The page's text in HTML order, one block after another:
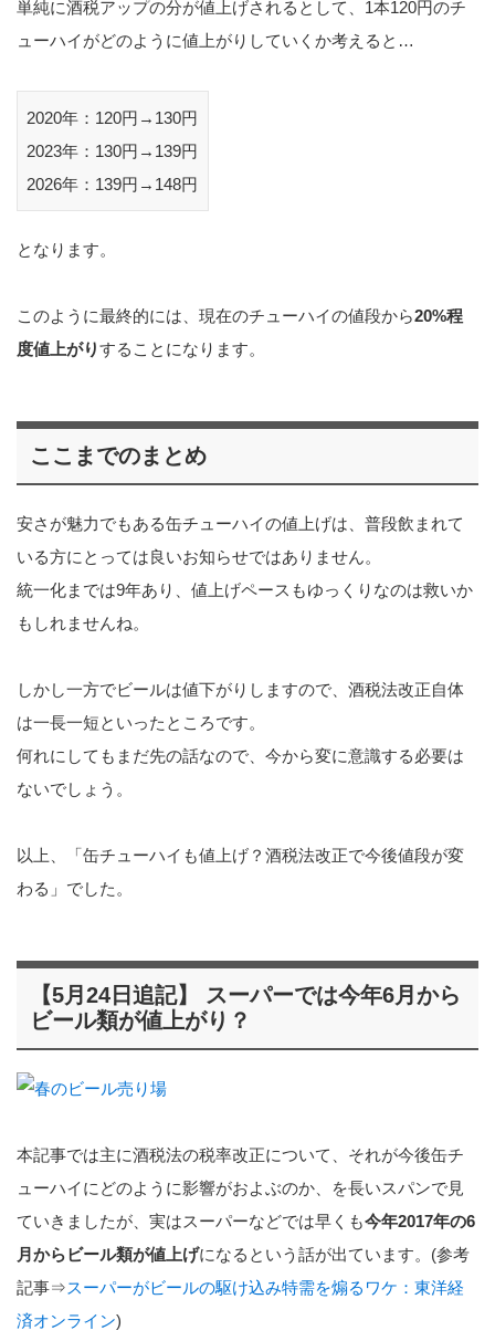
単純に酒税アップの分が値上げされるとして、1本120円のチ
ューハイがどのように値上がりしていくか考えると…
2020年：120円→130円
2023年：130円→139円
2026年：139円→148円
となります。
このように最終的には、現在のチューハイの値段から20%程
度値上がりすることになります。
ここまでのまとめ
安さが魅力でもある缶チューハイの値上げは、普段飲まれて
いる方にとっては良いお知らせではありません。
統一化までは9年あり、値上げペースもゆっくりなのは救いか
もしれませんね。
しかし一方でビールは値下がりしますので、酒税法改正自体
は一長一短といったところです。
何れにしてもまだ先の話なので、今から変に意識する必要は
ないでしょう。
以上、「缶チューハイも値上げ？酒税法改正で今後値段が変
わる」でした。
【5月24日追記】 スーパーでは今年6月から
ビール類が値上がり？
本記事では主に酒税法の税率改正について、それが今後缶チ
ューハイにどのように影響がおよぶのか、を長いスパンで見
ていきましたが、実はスーパーなどでは早くも今年2017年の6
月からビール類が値上げになるという話が出ています。(参考
記事⇒スーパーがビールの駆け込み特需を煽るワケ：東洋経
済オンライン)